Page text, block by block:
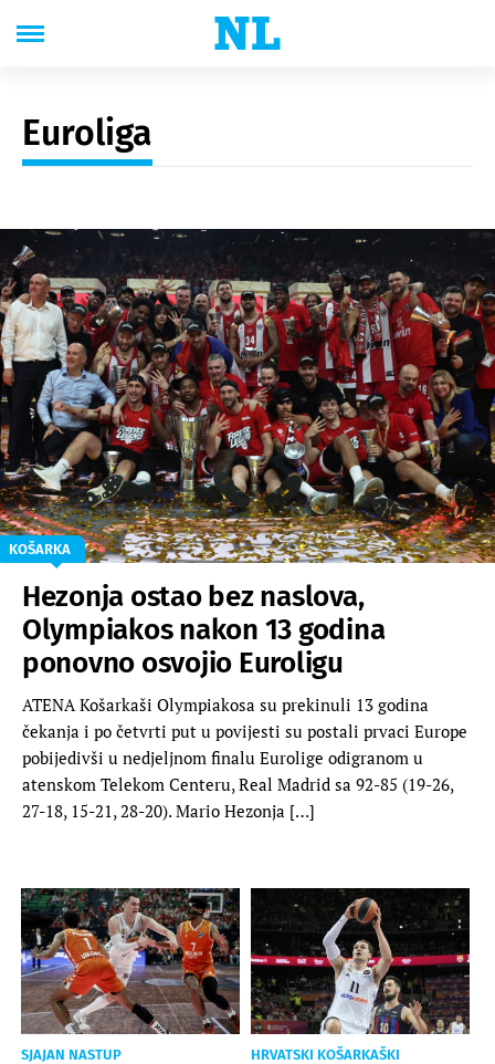
Euroliga
KOŠARKA
Hezonja ostao bez naslova,
Olympiakos nakon 13 godina
ponovno osvojio Euroligu
ATENA Košarkaši Olympiakosa su prekinuli 13 godina
čekanja i po četvrti put u povijesti su postali prvaci Europe
pobijedivši u nedjeljnom finalu Eurolige odigranom u
atenskom Telekom Centeru, Real Madrid sa 92-85 (19-26,
27-18, 15-21, 28-20). Mario Hezonja […]
SJAJAN NASTUP
HRVATSKI KOŠARKAŠKI